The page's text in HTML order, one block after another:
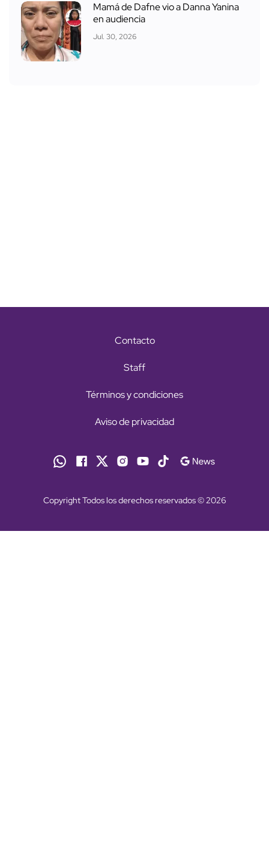
Mamá de Dafne vio a Danna Yanina
en audiencia
Jul. 30, 2026
Contacto
Staff
Términos y condiciones
Aviso de privacidad
Copyright Todos los derechos reservados © 2026